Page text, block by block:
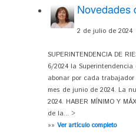
Novedades
2 de julio de 2024
SUPERINTENDENCIA DE
6/2024 la
abonar por cada
mes de junio de 2024. La
2024. HABER MÍNIMO Y
de la... >
»» Ver artículo completo